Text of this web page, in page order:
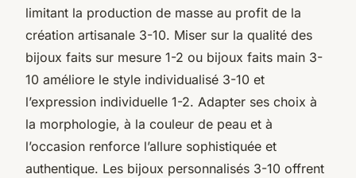
limitant la production de masse au profit de la
création artisanale 3-10. Miser sur la qualité des
bijoux faits sur mesure 1-2 ou bijoux faits main 3-
10 améliore le style individualisé 3-10 et
l’expression individuelle 1-2. Adapter ses choix à
la morphologie, à la couleur de peau et à
l’occasion renforce l’allure sophistiquée et
authentique. Les bijoux personnalisés 3-10 offrent